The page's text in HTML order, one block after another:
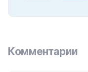
Комментарии